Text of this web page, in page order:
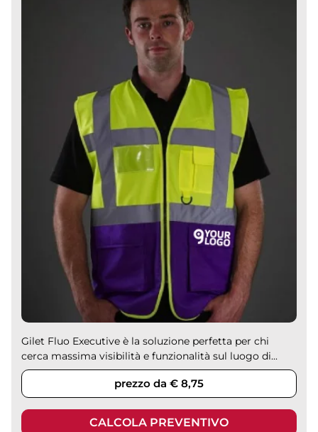
Gilet Fluo Executive è la soluzione perfetta per chi
cerca massima visibilità e funzionalità sul luogo di...
prezzo da € 8,75
CALCOLA PREVENTIVO